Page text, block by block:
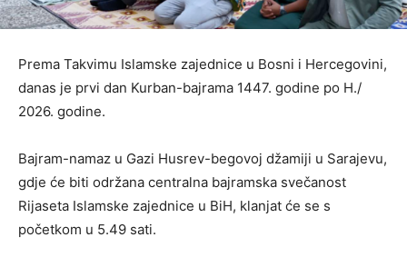
Prema Takvimu Islamske zajednice u Bosni i Hercegovini,
danas je prvi dan Kurban-bajrama 1447. godine po H./
2026. godine.
Bajram-namaz u Gazi Husrev-begovoj džamiji u Sarajevu,
gdje će biti održana centralna bajramska svečanost
Rijaseta Islamske zajednice u BiH, klanjat će se s
početkom u 5.49 sati.